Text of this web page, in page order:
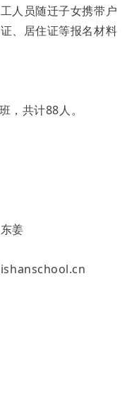
人员随迁子女携带户
、居住证等报名材料
，共计88人。
姜